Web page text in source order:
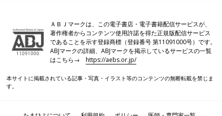
ＡＢＪマークは、この電子書店・電子書籍配信サービスが、
著作権者からコンテンツ使用許諾を得た正規版配信サービス
であることを示す登録商標（登録番号 第11091000号）です。
ABJマークの詳細、ABJマークを掲示しているサービスの一覧
はこちら→https://aebs.or.jp/
本サイトに掲載されている記事・写真・イラスト等のコンテンツの無断転載を禁じま
す。